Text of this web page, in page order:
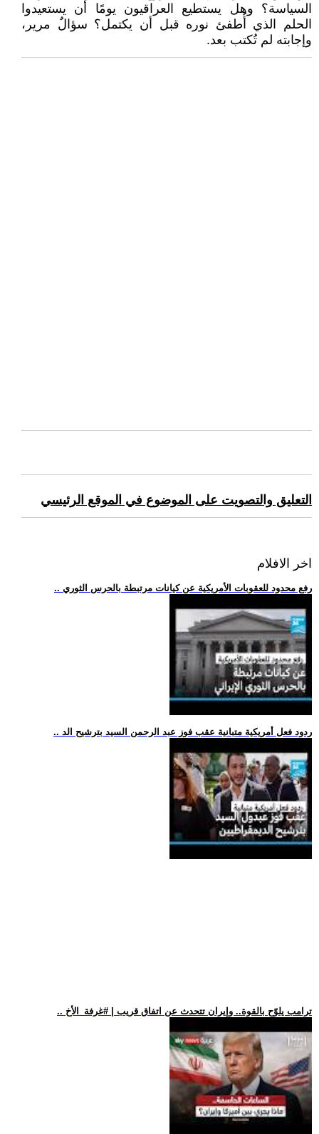
السياسة؟ وهل يستطيع العراقيون يومًا أن يستعيدوا
الحلم الذي أُطفئ نوره قبل أن يكتمل؟ سؤالٌ مرير،
وإجابته لم تُكتب بعد.
التعليق والتصويت على الموضوع في الموقع الرئيسي
اخر الافلام
.. رفع محدود للعقوبات الأمريكية عن كيانات مرتبطة بالحرس الثوري
.. ردود فعل أمريكية متبانية عقب فوز عبد الرحمن السيد بترشيح الد
.. ترامب يلوّح بالقوة.. وإيران تتحدث عن اتفاق قريب | #غرفة_الأخ